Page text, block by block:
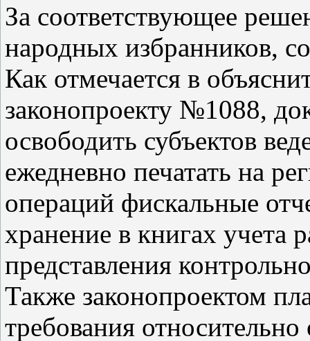
За соответствующее
народных избранников,
Как отмечается в
законопроекту №1088,
освободить субъектов
ежедневно печатать на
операций фискальные
хранение в книгах учета
представления
Также законопроектом
требования